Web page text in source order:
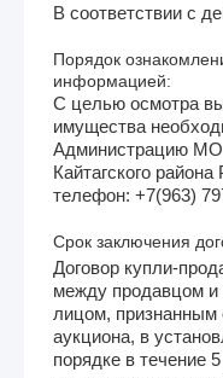
В соответствии с
Порядок
информацией:
С целью осмотра
имущества
Администрацию МО
Кайтагского
телефон: +7(963)
Срок заключения
Договор купли-
между продавцом и
лицом, признанным
аукциона, в
порядке в течение